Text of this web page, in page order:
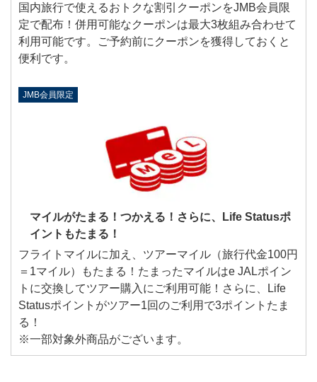
国内旅行で使えるおトクな割引クーポンをJMB会員限
定で配布！併用可能なクーポンは最大3枚組み合わせて
利用可能です。ご予約前にクーポンを獲得しておくと
便利です。
JMB会員限定
マイルがたまる！つかえる！さらに、Life Statusポ
イントもたまる！
フライトマイルに加え、ツアーマイル（旅行代金100円
＝1マイル）もたまる！たまったマイルはe JALポイン
トに交換してツアー購入にご利用可能！さらに、Life
Statusポイントがツアー1回のご利用で3ポイントたま
る！
※一部対象外商品がございます。